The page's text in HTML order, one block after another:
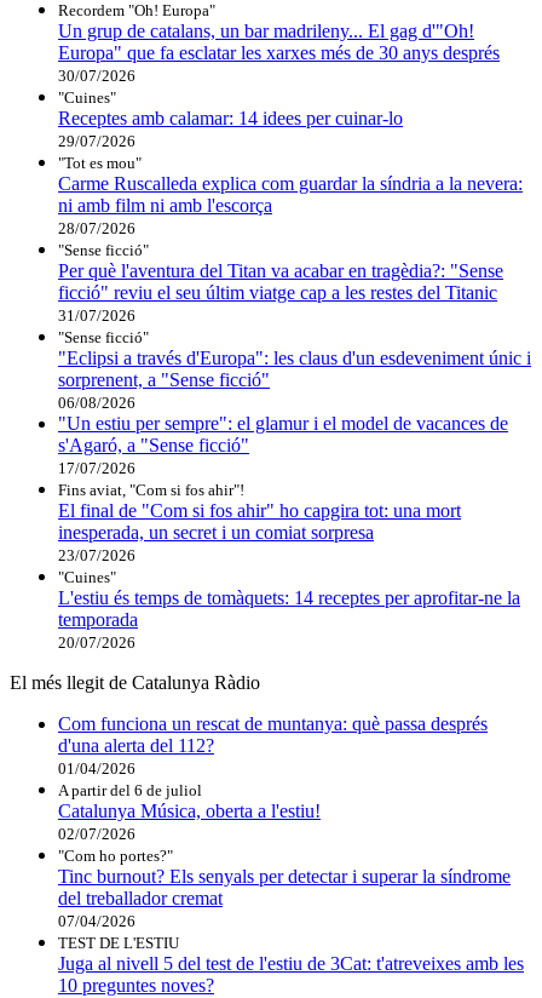
Recordem "Oh! Europa"
Un grup de catalans, un bar madrileny... El gag d'"Oh!
Europa" que fa esclatar les xarxes més de 30 anys després
30/07/2026
"Cuines"
Receptes amb calamar: 14 idees per cuinar-lo
29/07/2026
"Tot es mou"
Carme Ruscalleda explica com guardar la síndria a la nevera:
ni amb film ni amb l'escorça
28/07/2026
"Sense ficció"
Per què l'aventura del Titan va acabar en tragèdia?: "Sense
ficció" reviu el seu últim viatge cap a les restes del Titanic
31/07/2026
"Sense ficció"
"Eclipsi a través d'Europa": les claus d'un esdeveniment únic i
sorprenent, a "Sense ficció"
06/08/2026
"Un estiu per sempre": el glamur i el model de vacances de
s'Agaró, a "Sense ficció"
17/07/2026
Fins aviat, "Com si fos ahir"!
El final de "Com si fos ahir" ho capgira tot: una mort
inesperada, un secret i un comiat sorpresa
23/07/2026
"Cuines"
L'estiu és temps de tomàquets: 14 receptes per aprofitar-ne la
temporada
20/07/2026
El més llegit de Catalunya Ràdio
Com funciona un rescat de muntanya: què passa després
d'una alerta del 112?
01/04/2026
A partir del 6 de juliol
Catalunya Música, oberta a l'estiu!
02/07/2026
"Com ho portes?"
Tinc burnout? Els senyals per detectar i superar la síndrome
del treballador cremat
07/04/2026
TEST DE L'ESTIU
Juga al nivell 5 del test de l'estiu de 3Cat: t'atreveixes amb les
10 preguntes noves?